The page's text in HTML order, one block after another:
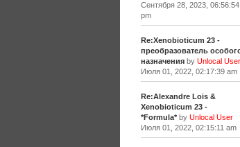
Сентября 28, 2023, 06:56:54
pm
Re:Xenobioticum 23 -
преобразователь
назначенияby Unlocal User
Июля 01, 2022, 02:17:39 am
Re:Alexandre Lois &
Xenobioticum 23 -
*Formula*by Unlocal User
Июля 01, 2022, 02:15:11 am